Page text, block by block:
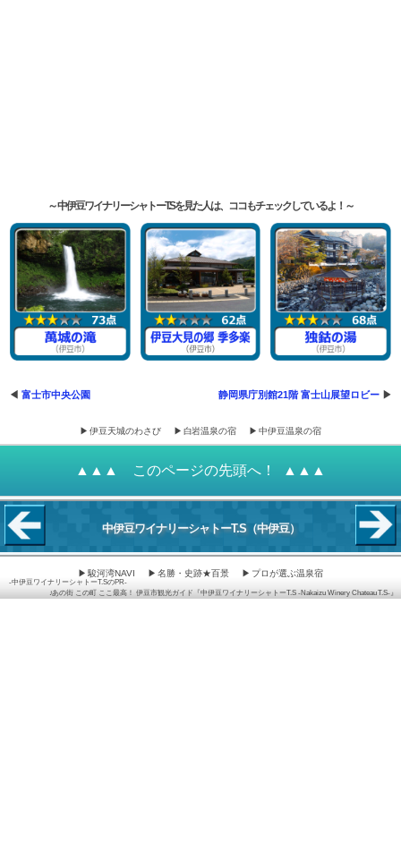
中伊豆ワイナリーシャトーT.Sを見た人は、ココもチェックしているよ！
富士市中央公園 静岡県庁別館21階 富士山展望ロビー
伊豆天城のわさび 白岩温泉の宿 中伊豆温泉の宿
このページの先頭へ！
中伊豆ワイナリーシャトーT.S（中伊豆）
駿河湾NAVI 名勝・史跡★百景 プロが選ぶ温泉宿
中伊豆ワイナリーシャトーT.SのPR
♪あの街 この町 ここ最高！ 伊豆市観光ガイド『中伊豆ワイナリーシャトーT.S -Nakaizu Winery Chateau T.S-』